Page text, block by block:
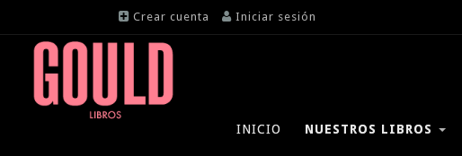
Crear cuenta Iniciar sesión
INICIO NUESTROS LIBROS